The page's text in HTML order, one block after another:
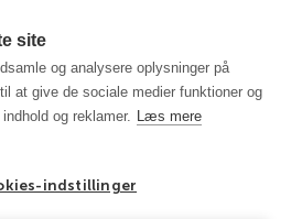
site
og analysere oplysninger på
at give de sociale medier funktioner og
og reklamer. Læs mere
indstillinger